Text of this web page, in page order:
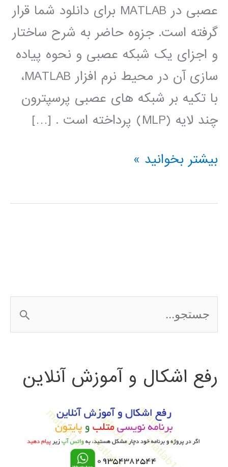
عصبی در MATLAB برای دانلود شما قرار
گرفته است. جزوه حاضر به شرح ساختار
و اجزای یک شبکه عصبی و نحوه پیاده
سازی آن در محیط نرم افزار MATLAB،
با تکیه بر شبکه های عصبی پرسپترون
چند لایه (MLP) پرداخته است . […]
آموزش
ابزار
مثال
بیشتر بخوانید »
س
ج
رفع اشکال و آموزش آنلاین